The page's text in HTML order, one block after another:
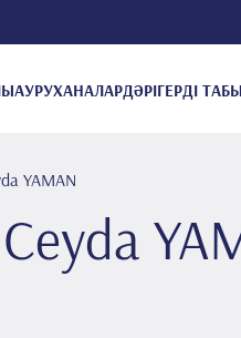
АУРУХАНАЛАРДӘРІГЕРДІ
YAMAN